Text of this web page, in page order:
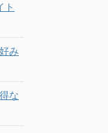
ト
み
な